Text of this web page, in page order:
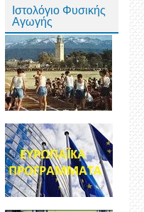
Ιστολόγιο Φυσικής
Αγωγής